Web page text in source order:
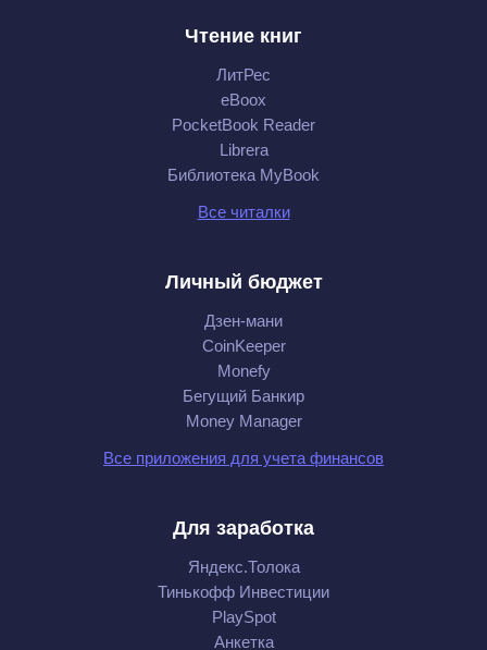
Чтение книг
ЛитРес
eBoox
PocketBook Reader
Librera
Библиотека MyBook
Все читалки
Личный бюджет
Дзен-мани
CoinKeeper
Monefy
Бегущий Банкир
Money Manager
Все приложения для учета финансов
Для заработка
Яндекс.Толока
Тинькофф Инвестиции
PlaySpot
Анкетка